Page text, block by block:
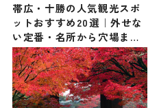
帯広・十勝の人気観光スポ
ットおすすめ20選｜外せな
い定番・名所から穴場まで
見どころ満載の観光地を紹
介